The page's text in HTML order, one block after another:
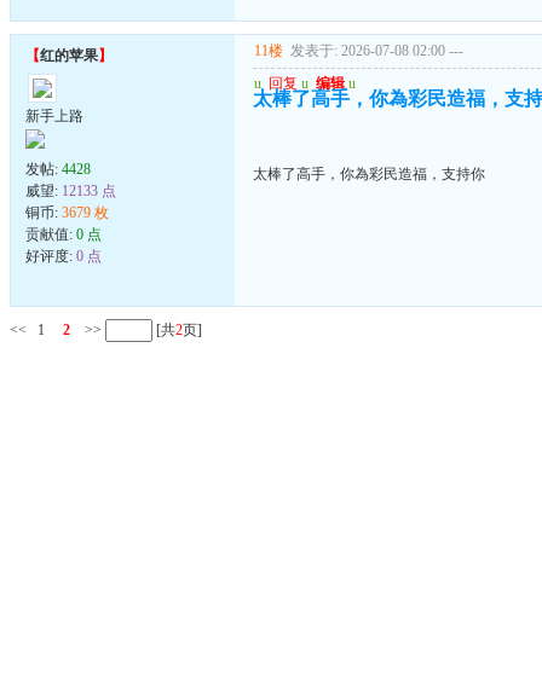
【红的苹果】
新手上路
发帖: 4428
威望: 12133 点
铜币: 3679 枚
贡献值: 0 点
好评度: 0 点
11楼 发表于: 2026-07-08 02:00 ---
u 回复 u 编辑 u
太棒了高手，你為彩民造福，支
太棒了高手，你為彩民造福，支持你
<< 1 2 >> [共2页]